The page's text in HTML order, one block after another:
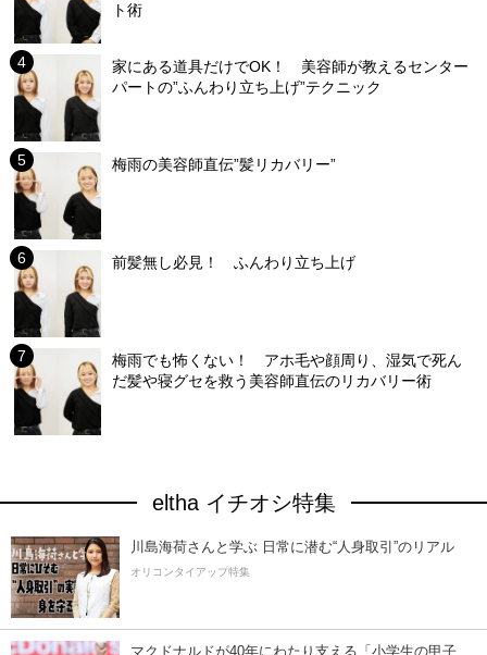
ト術
家にある道具だけでOK！ 美容師が教えるセンター
パートの”ふんわり立ち上げ”テクニック
梅雨の美容師直伝”髪リカバリー”
前髪無し必見！ ふんわり立ち上げ
梅雨でも怖くない！ アホ毛や顔周り、湿気で死ん
だ髪や寝グセを救う美容師直伝のリカバリー術
eltha イチオシ特集
川島海荷さんと学ぶ 日常に潜む“人身取引”のリアル
オリコンタイアップ特集
マクドナルドが40年にわたり支える「小学生の甲子